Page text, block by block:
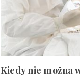
Kiedy nie można